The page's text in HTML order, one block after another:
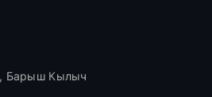
Барыш Кылыч